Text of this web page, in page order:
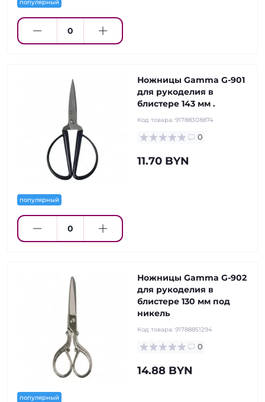
популярный
популярный
Ножницы Gamma G-901
для рукоделия в
блистере 143 мм .
Код товара: 91788308874
0
11.70 BYN
популярный
Ножницы Gamma G-902
для рукоделия в
блистере 130 мм под
никель
Код товара: 91788851294
0
14.88 BYN